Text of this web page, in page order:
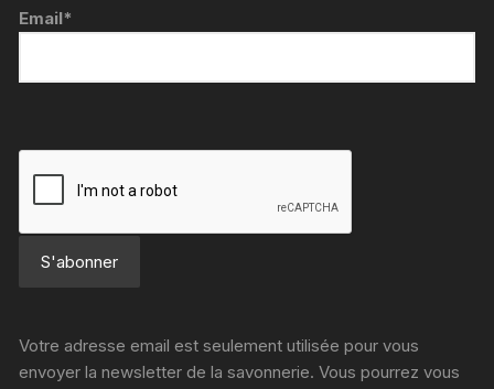
Email*
Votre adresse email est seulement utilisée pour vous
envoyer la newsletter de la savonnerie. Vous pourrez vous